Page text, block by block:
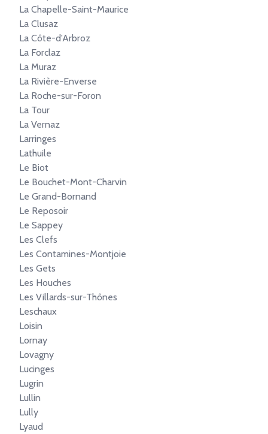
La Chapelle-Saint-Maurice
La Clusaz
La Côte-d'Arbroz
La Forclaz
La Muraz
La Rivière-Enverse
La Roche-sur-Foron
La Tour
La Vernaz
Larringes
Lathuile
Le Biot
Le Bouchet-Mont-Charvin
Le Grand-Bornand
Le Reposoir
Le Sappey
Les Clefs
Les Contamines-Montjoie
Les Gets
Les Houches
Les Villards-sur-Thônes
Leschaux
Loisin
Lornay
Lovagny
Lucinges
Lugrin
Lullin
Lully
Lyaud